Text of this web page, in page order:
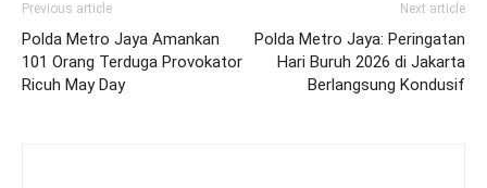
Previous article
Polda Metro Jaya Amankan
101 Orang Terduga Provokator
Ricuh May Day
Next article
Polda Metro Jaya: Peringatan
Hari Buruh 2026 di Jakarta
Berlangsung Kondusif